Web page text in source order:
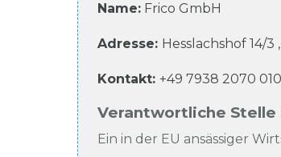
Name: Frico GmbH
Adresse: Hesslachshof 14/3 ,
Kontakt: +49 7938 2070 010
Verantwortliche Stelle
Ein in der EU ansässiger